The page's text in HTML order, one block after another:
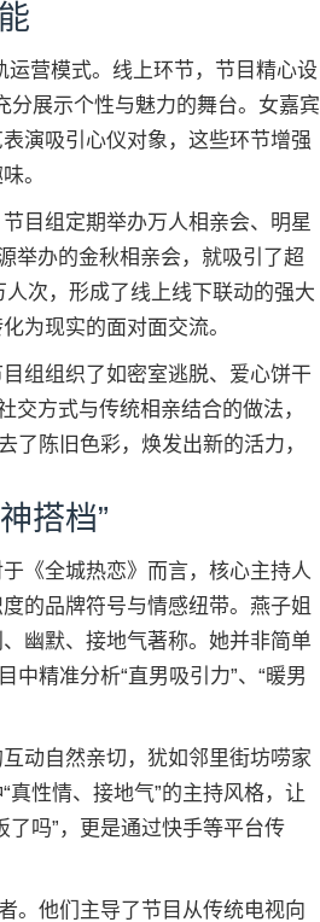
运营模式。线上环节，节目精心设
分展示个性与魅力的舞台。女嘉宾
演吸引心仪对象，这些环节增强
。
目组定期举办万人相亲会、明星
举办的金秋相亲会，就吸引了超
次，形成了线上线下联动的强大
为现实的面对面交流。
组组织了如密室逃脱、爱心饼干
方式与传统相亲结合的做法，
了陈旧色彩，焕发出新的活力，
搭档”
《全城热恋》而言，核心主持人
的品牌符号与情感纽带。燕子姐
幽默、接地气著称。她并非简单
中精准分析“直男吸引力”、“暖男
动自然亲切，犹如邻里街坊唠家
性情、接地气”的主持风格，让
吗”，更是通过快手等平台传
。他们主导了节目从传统电视向